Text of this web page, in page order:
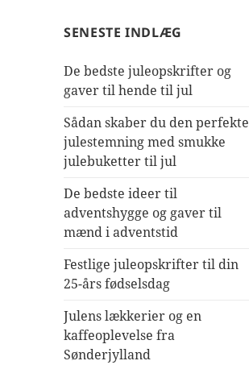
SENESTE INDLÆG
De bedste juleopskrifter og
gaver til hende til jul
Sådan skaber du den perfekte
julestemning med smukke
julebuketter til jul
De bedste ideer til
adventshygge og gaver til
mænd i adventstid
Festlige juleopskrifter til din
25-års fødselsdag
Julens lækkerier og en
kaffeoplevelse fra
Sønderjylland